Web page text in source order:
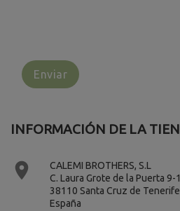
INFORMACIÓN DE LA

CALEMI BROTHERS, S.L
C. Laura Grote de la Puerta 9-
38110 Santa Cruz de Tenerife
España